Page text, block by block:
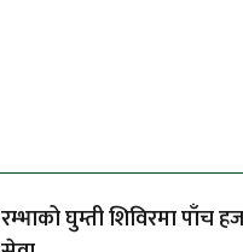
रम्भाको घुम्ती शिविरमा पाँच